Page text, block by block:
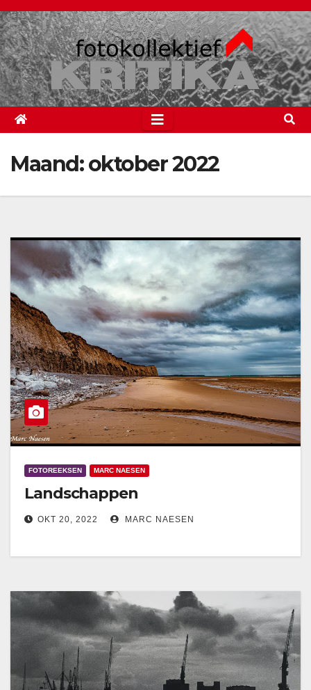
Spring
naar
de
inhoud
Maand:oktober 2022
FOTOREEKSEN MARC NAESEN
Landschappen
OKT 20, 2022 MARC NAESEN